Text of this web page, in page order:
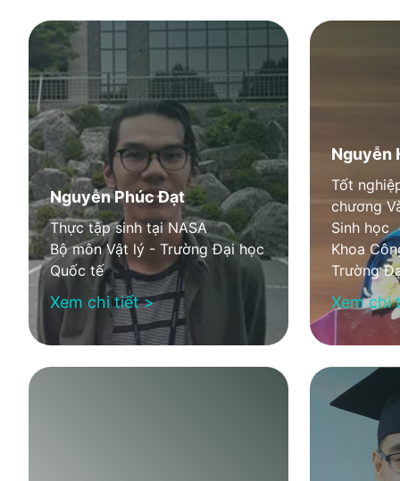
Nguyễn Phúc Đạt
Thực tập sinh tại NASA
Bộ môn Vật lý - Trường Đại học
Quốc tế
Xem chi tiết >
Nguyễn
Tốt
chương
Sinh học
Khoa
Trường
Xem chi